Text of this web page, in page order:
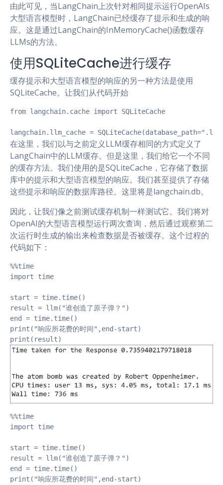
由此可见，当LangChain上次针对相同提示运行OpenAIs
大型语言模型时，LangChain已经缓存了提示和生成的响
应。这是通过LangChain的InMemoryCache()函数缓存
LLMs的方法。
使用SQLiteCache进行缓存
缓存提示和大型语言模型的响应的另一种方法是使用
SQLiteCache。让我们从代码开始
from langchain.cache import SQLiteCache
langchain.llm_cache =
在这里，我们以与之前定义LLM缓存相同的方式定义了
LangChain中的LLM缓存。但是这里，我们给它一个不同
的缓存方法。我们使用的是SQLiteCache，它存储了数据
库中的提示和大型语言模型的响应。我们甚至提供了存储
这些提示和响应的数据库路径。这里将是langchain.db。
因此，让我们像之前测试缓存机制一样测试它。我们将对
OpenAI的大型语言模型运行两次查询，然后通过观察第二
次运行时生成的输出来检查数据是否被缓存。这个过程的
代码如下：
%%time
import time
start = time.time()
result = llm("谁创造了原子弹？")
end = time.time()
print("响应所花费的时间",end-start)
print(result)
%%time
import time
start = time.time()
result = llm("谁创造了原子弹？")
end = time.time()
print("响应所花费的时间",end-start)